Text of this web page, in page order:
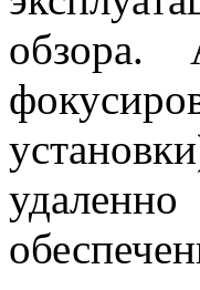
обзора.